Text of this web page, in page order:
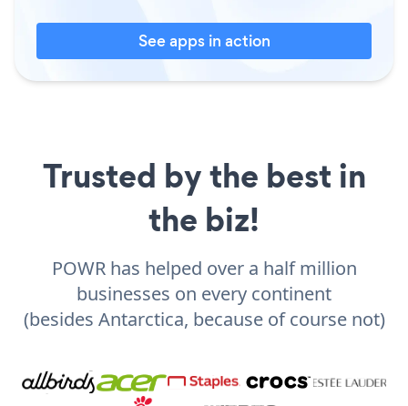
See apps in action
Trusted by the best in
the biz!
POWR has helped over a half million
businesses on every continent
(besides Antarctica, because of course not)